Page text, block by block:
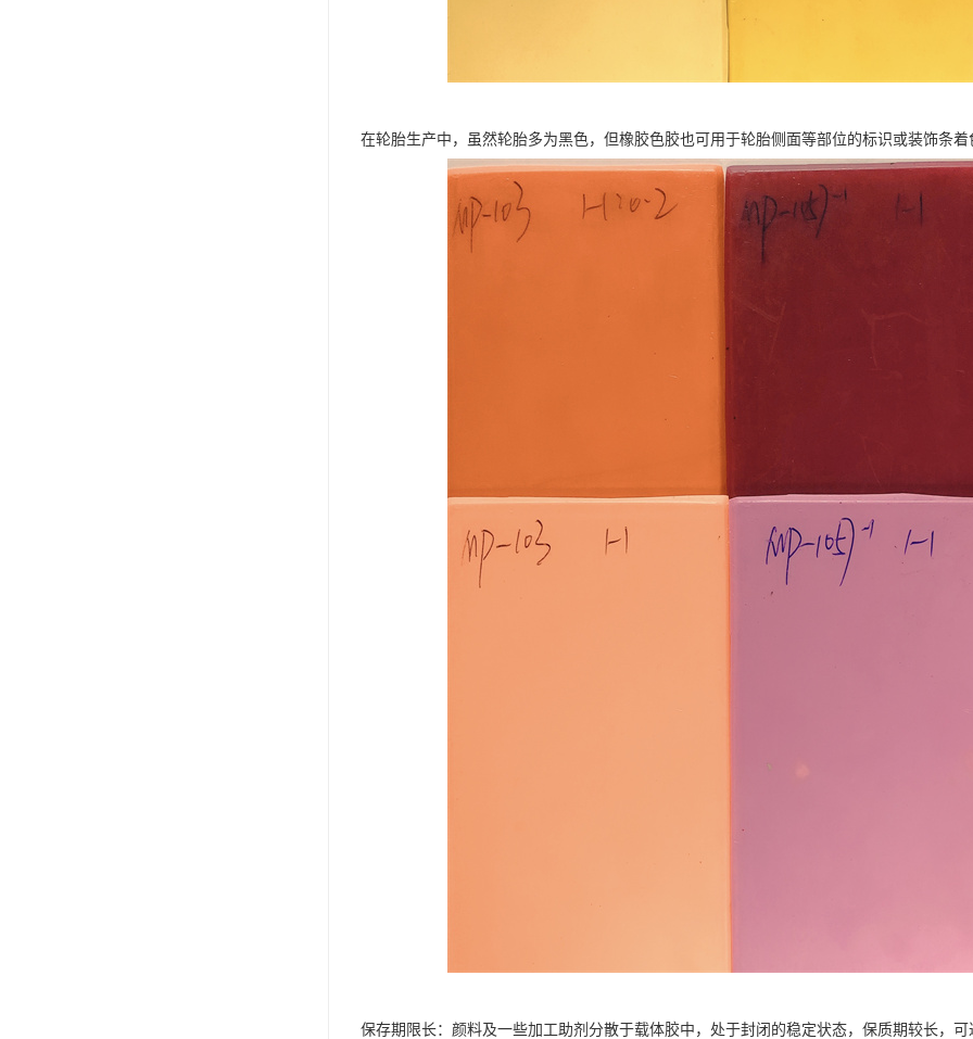
在轮胎生产中，虽然轮胎多为黑色，但橡胶色胶也可用于轮胎侧面等部位的标识或装饰条
保存期限长：颜料及一些加工助剂分散于载体胶中，处于封闭的稳定状态，保质期较长，可